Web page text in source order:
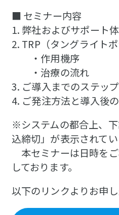
■ セミナー内容
1. 弊社およびサポート
2. TRP（タングライト
・作用機序
・治療の流れ
3. ご導入までのステップ
4. ご発注方法と導入後
※システムの都合上、
込締切」が表示されてい
本セミナーは日時を
しております。
以下のリンクよりお申し